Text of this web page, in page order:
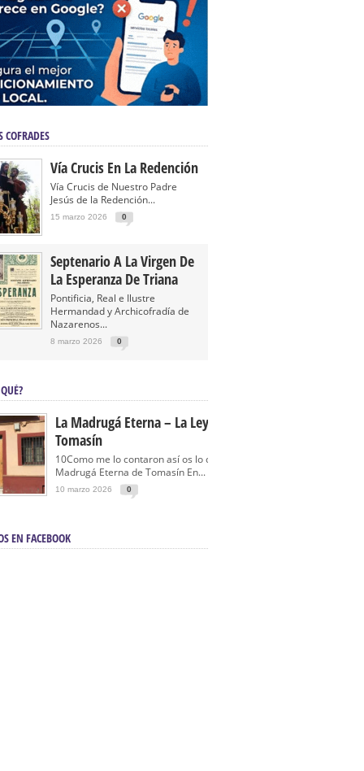
COFRADES
Vía Crucis En La Redención
Vía Crucis de Nuestro Padre
Jesús de la Redención...
15 marzo 2026 0
Septenario A La Virgen De
La Esperanza De Triana
Pontificia, Real e Ilustre
Hermandad y Archicofradía de
Nazarenos...
8 marzo 2026 0
La Madrugá Eterna – La Leyenda De
Tomasín
10Como me lo contaron así os lo cuento… La
Madrugá Eterna de Tomasín En...
10 marzo 2026 0
EN FACEBOOK